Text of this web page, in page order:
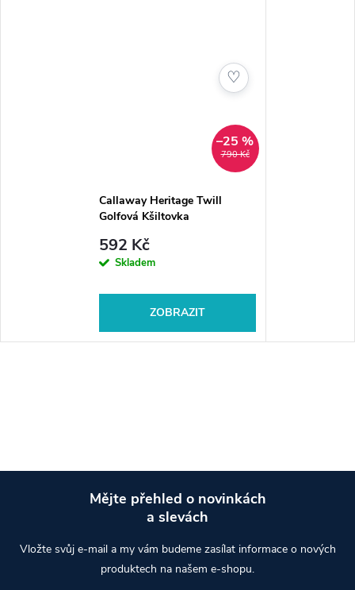
790 Kč
–25 %
Callaway Heritage Twill
Golfová Kšiltovka
592 Kč
Skladem
ZOBRAZIT
♡
Mějte přehled o novinkách
a slevách
Vložte svůj e-mail a my vám budeme zasílat informace o nových
produktech na našem e-shopu.